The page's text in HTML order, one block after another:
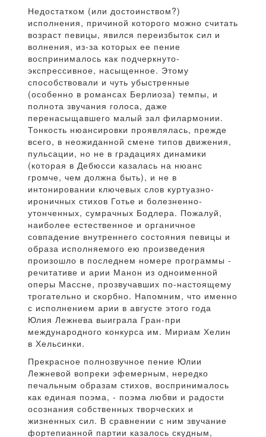
Недостатком (или достоинством?)
исполнения, причиной которого можно считать
возраст певицы, явился переизбыток сил и
волнения, из-за которых ее пение
воспринималось как подчеркнуто-
экспрессивное, насыщенное. Этому
способствовали и чуть убыстренные
(особенно в романсах Берлиоза) темпы, и
полнота звучания голоса, даже
перенасыщавшего малый зал филармонии.
Тонкость нюансировки проявлялась, прежде
всего, в неожиданной смене типов движения,
пульсации, но не в градациях динамики
(которая в Дебюсси казалась на нюанс
громче, чем должна быть), и не в
интонировании ключевых слов куртуазно-
ироничных стихов Готье и болезненно-
утонченных, сумрачных Бодлера. Пожалуй,
наиболее естественное и органичное
совпадение внутреннего состояния певицы и
образа исполняемого ею произведения
произошло в последнем номере программы -
речитативе и арии Манон из одноименной
оперы Массне, прозвучавших по-настоящему
трогательно и скорбно. Напомним, что именно
с исполнением арии в августе этого года
Юлия Лежнева выиграла Гран-при
международного конкурса им. Мириам Хелин
в Хельсинки.
Прекрасное полнозвучное пение Юлии
Лежневой вопреки эфемерным, нередко
печальным образам стихов, воспринималось
как единая поэма, - поэма любви и радости
осознания собственных творческих и
жизненных сил. В сравнении с ним звучание
фортепианной партии казалось скудным,